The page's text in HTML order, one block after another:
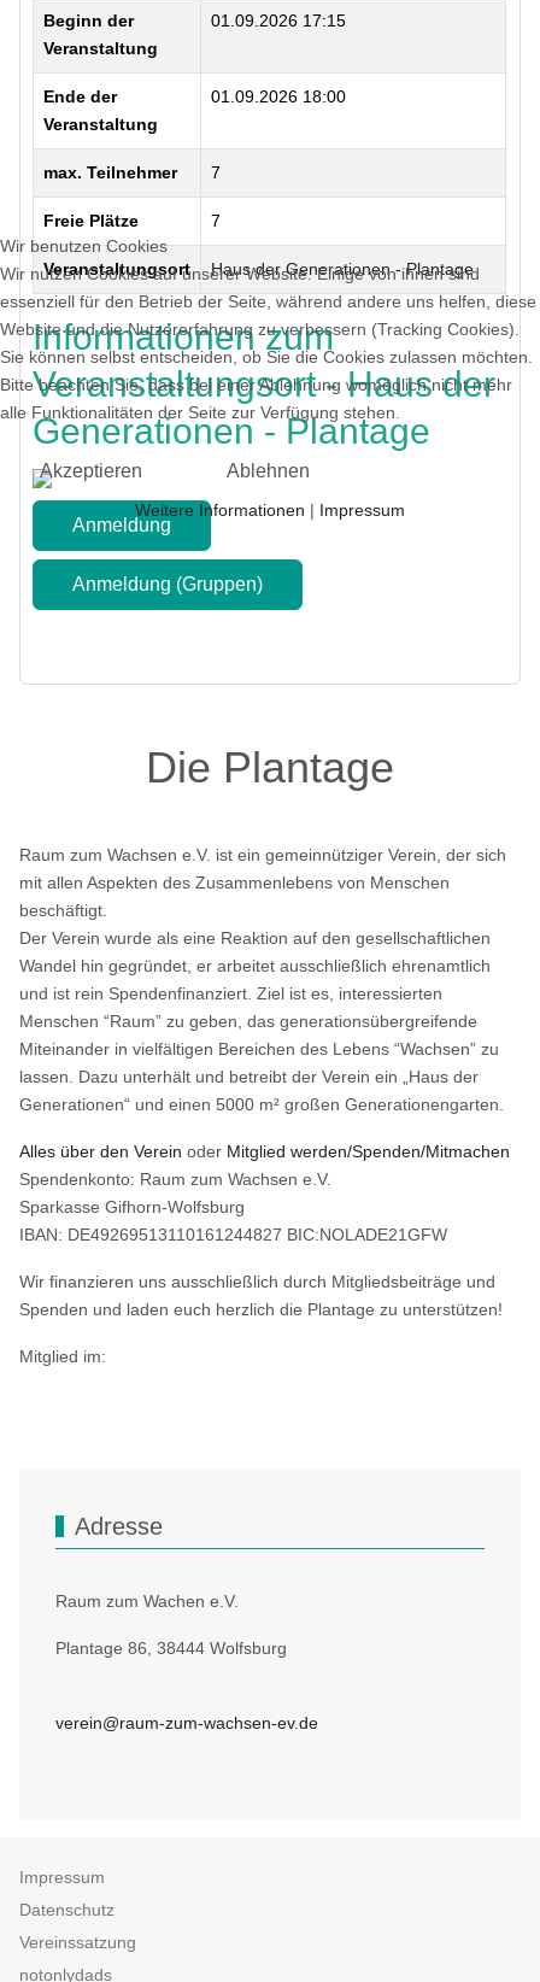
Beginn der
Veranstaltung
01.09.2026 17:15
Ende der
Veranstaltung
01.09.2026 18:00
max. Teilnehmer 7
Freie Plätze 7
Veranstaltungsort Haus der Generationen - Plantage
Informationen zum
Veranstaltungsort - Haus der
Generationen - Plantage
Anmeldung
Anmeldung (Gruppen)
Die Plantage
Raum zum Wachsen e.V. ist ein gemeinnütziger Verein, der sich
mit allen Aspekten des Zusammenlebens von Menschen
beschäftigt.
Der Verein wurde als eine Reaktion auf den gesellschaftlichen
Wandel hin gegründet, er arbeitet ausschließlich ehrenamtlich
und ist rein Spendenfinanziert. Ziel ist es, interessierten
Menschen “Raum” zu geben, das generationsübergreifende
Miteinander in vielfältigen Bereichen des Lebens “Wachsen” zu
lassen. Dazu unterhält und betreibt der Verein ein „Haus der
Generationen“ und einen 5000 m² großen Generationengarten.
Alles über den Verein oder Mitglied werden/Spenden/Mitmachen
Spendenkonto: Raum zum Wachsen e.V.
Sparkasse Gifhorn-Wolfsburg
IBAN: DE49269513110161244827 BIC:NOLADE21GFW
Wir finanzieren uns ausschließlich durch Mitgliedsbeiträge und
Spenden und laden euch herzlich die Plantage zu unterstützen!
Mitglied im:
Adresse
Raum zum Wachen e.V.
Plantage 86, 38444 Wolfsburg
verein@raum-zum-wachsen-ev.de
Impressum
Datenschutz
Vereinssatzung
notonlydads
Wir benutzen Cookies
Wir nutzen Cookies auf unserer Website. Einige von ihnen sind
essenziell für den Betrieb der Seite, während andere uns helfen, diese
Website und die Nutzererfahrung zu verbessern (Tracking Cookies).
Sie können selbst entscheiden, ob Sie die Cookies zulassen möchten.
Bitte beachten Sie, dass bei einer Ablehnung womöglich nicht mehr
alle Funktionalitäten der Seite zur Verfügung stehen.
Akzeptieren Ablehnen
Weitere Informationen | Impressum